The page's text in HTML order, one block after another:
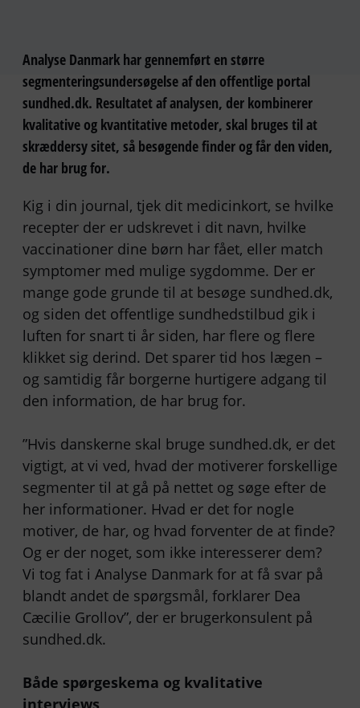
Analyse Danmark har gennemført en større
segmenteringsundersøgelse af den offentlige portal
sundhed.dk. Resultatet af analysen, der kombinerer
kvalitative og kvantitative metoder, skal bruges til at
skræddersy sitet, så besøgende finder og får den viden,
de har brug for.
Kig i din journal, tjek dit medicinkort, se hvilke
recepter der er udskrevet i dit navn, hvilke
vaccinationer dine børn har fået, eller match
symptomer med mulige sygdomme. Der er
mange gode grunde til at besøge sundhed.dk,
og siden det offentlige sundhedstilbud gik i
luften for snart ti år siden, har flere og flere
klikket sig derind. Det sparer tid hos lægen –
og samtidig får borgerne hurtigere adgang til
den information, de har brug for.
”Hvis danskerne skal bruge sundhed.dk, er det
vigtigt, at vi ved, hvad der motiverer forskellige
segmenter til at gå på nettet og søge efter de
her informationer. Hvad er det for nogle
motiver, de har, og hvad forventer de at finde?
Og er der noget, som ikke interesserer dem?
Vi tog fat i Analyse Danmark for at få svar på
blandt andet de spørgsmål, forklarer Dea
Cæcilie Grollov”, der er brugerkonsulent på
sundhed.dk.
Både spørgeskema og kvalitative
interviews